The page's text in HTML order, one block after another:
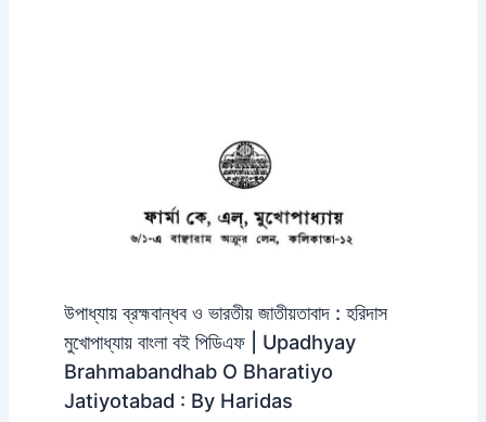
উপাধ্যায় ব্রহ্মবান্ধব ও ভারতীয় জাতীয়তাবাদ : হরিদাস
মুখোপাধ্যায় বাংলা বই পিডিএফ | Upadhyay
Brahmabandhab O Bharatiyo
Jatiyotabad : By Haridas